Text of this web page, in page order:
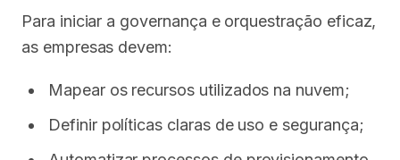
Para iniciar a governança e orquestração eficaz,
as empresas devem:
Mapear os recursos utilizados na nuvem;
Definir políticas claras de uso e segurança;